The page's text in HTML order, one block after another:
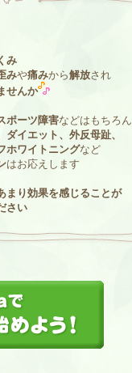
み
みや痛みから解放され
せんか
ポーツ障害などはもちろん
イエット、外反母趾、
ホワイトニングなど
はお応えします
まり効果を感じることが
さい